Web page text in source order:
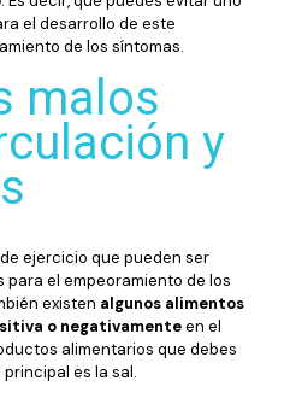
el desarrollo de este
de los síntomas.
malos
y
ejercicio que pueden ser
el empeoramiento de los
existen algunos alimentos
o negativamenteen el
alimentarios que debes
es la sal.